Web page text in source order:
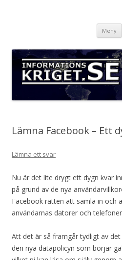
Meny
Lämna Facebook – Ett
Lämna ett svar
Nu är det lite drygt ett dygn kvar
på grund av de nya
Facebook rätten att samla in och
användarnas datorer och
Att det är så framgår tydligt av
den nya datapolicyn som börjar